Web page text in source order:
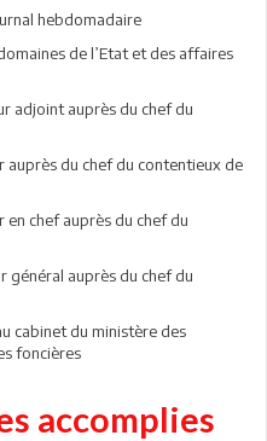
hebdomadaire
de l’Etat et des affaires
adjoint auprès du chef du
du chef du contentieux de
chef auprès du chef du
général auprès du chef du
cabinet du ministère des
foncières
accomplies